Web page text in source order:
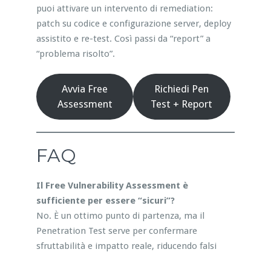
puoi attivare un intervento di remediation:
patch su codice e configurazione server, deploy
assistito e re-test. Così passi da “report” a
“problema risolto”.
Avvia Free
Assessment
Richiedi Pen
Test + Report
FAQ
Il Free Vulnerability Assessment è
sufficiente per essere “sicuri”?
No. È un ottimo punto di partenza, ma il
Penetration Test serve per confermare
sfruttabilità e impatto reale, riducendo falsi